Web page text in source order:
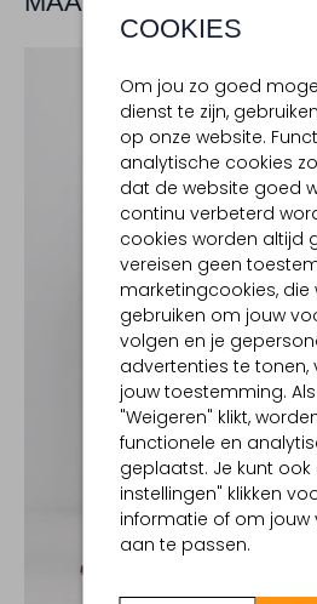
COOKIES
Om jou zo goed
dienst te zijn,
op onze website.
analytische cookies
dat de website goed
continu verbeterd
cookies worden altijd
vereisen geen
marketingcookies, die
gebruiken om jouw
volgen en je
advertenties te tonen,
jouw toestemming.
"Weigeren" klikt,
functionele en
geplaatst. Je kunt
instellingen" klikken
informatie of om jouw
aan te passen.
Ontdek de look